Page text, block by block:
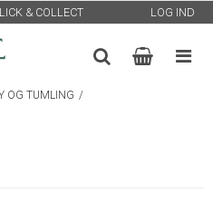
& COLLECT LOG IND
OG TUMLING /